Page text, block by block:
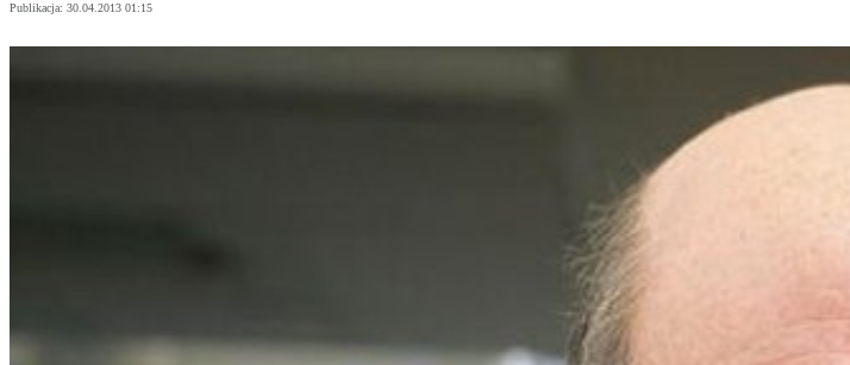
Publikacja: 30.04.2013 01:15